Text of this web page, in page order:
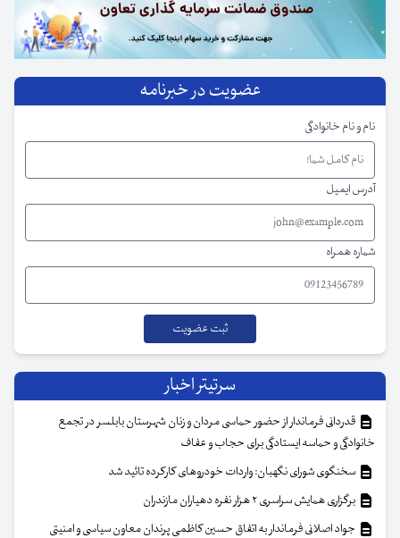
عضویت در خبرنامه
نام و نام خانوادگی
آدرس ایمیل
شماره همراه
سرتیتر اخبار
قدردانی فرماندار از حضور حماسی مردان و زنان شهرستان بابلسر در تجمع
خانوادگی و حماسه ایستادگی برای حجاب و عفاف
سخنگوی شورای نگهبان: واردات خودروهای کارکرده تائید شد
برگزاری همایش سراسری ۲ هزار نفره دهیاران مازندران
جواد اصلانی فرماندار به اتفاق حسین کاظمی پرندان معاون سیاسی و امنیتی